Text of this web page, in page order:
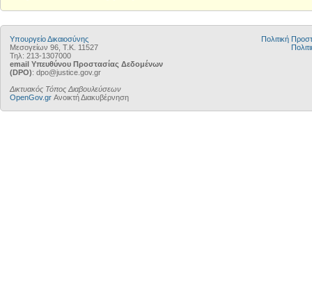
Υπουργείο Δικαιοσύνης
Μεσογείων 96, Τ.Κ. 11527
Τηλ: 213-1307000
email Υπευθύνου Προστασίας Δεδομένων
(DPO): dpo@justice.gov.gr
Δικτυακός Τόπος Διαβουλεύσεων
OpenGov.gr Ανοικτή Διακυβέρνηση
Πολιτική